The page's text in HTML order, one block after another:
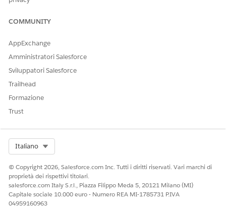
QUESTO ARTICOLO HA RISOLTO IL PROBLEMA?
Facci sapere, così possiamo migliorare!
COMMUNITY
AppExchange
Amministratori Salesforce
Sviluppatori Salesforce
Trailhead
Formazione
Trust
Italiano
© Copyright 2026, Salesforce.com Inc. Tutti i diritti riservati. Vari marchi di
proprietà dei rispettivi titolari.
salesforce.com Italy S.r.l., Piazza Filippo Meda 5, 20121 Milano (MI)
Capitale sociale 10.000 euro - Numero REA MI-1785731 P.IVA
04959160963